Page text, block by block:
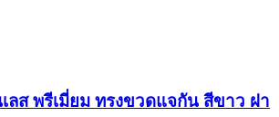
ลส พรีเมี่ยม ทรงขวดแจกัน สีขาว ฝา